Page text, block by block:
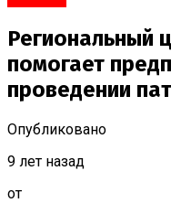
Региональный
помогает
проведении
Опубликовано
9 лет назад
от